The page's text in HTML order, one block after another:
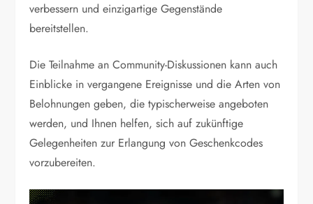
verbessern und einzigartige Gegenstände
bereitstellen.
Die Teilnahme an Community-Diskussionen kann auch
Einblicke in vergangene Ereignisse und die Arten von
Belohnungen geben, die typischerweise angeboten
werden, und Ihnen helfen, sich auf zukünftige
Gelegenheiten zur Erlangung von Geschenkcodes
vorzubereiten.